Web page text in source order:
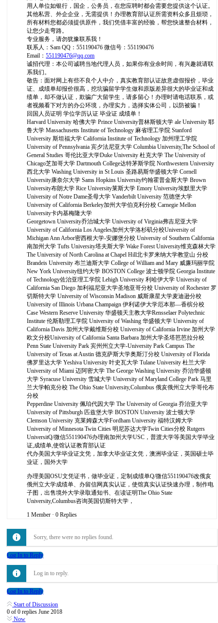
用人单位如银行，国企，公务员，在您应聘时都会需要您提供这个认证。
其他私营、外企企业，无需提供！办理教育部认证所需资料众多且烦琐，
所有材料您都必须提供原件，我们凭借丰富的经验，帮您快速整合材料，
让您少走弯路。
专业服务，请勿犹豫联系我！
联系人：Sam QQ：551190476 微信号：551190476
Email：551190476@qq.com
诚招代理：本公司诚聘当地代理人员，如果你有业余时间，有兴趣就请联
系我们。
敬告：面对网上有些不良个人中介，真实教育部认证故意虚假报价，毕业
证、成绩单却报价很高，挖坑骗留学学生做和原版差异很大的毕业证和成
绩单，却不做认证，欺骗广大留学生，请多留心！办理时请电话联系，或
者视频看下对方的办公环境，办理实力，选择实体公司，以防被骗！
回国人员证明 学位学历认证 毕业证 成绩单！
Harvard University 哈佛大学 Prince University普林斯顿大学 ale University 耶
鲁大学 Massachusetts Institute of Technology 麻省理工学院 Stanford
University 斯坦福大学 California Institute of Technology 加州理工学院
University of Pennsylvania 宾夕法尼亚大学 Columbia University,The School of
General Studies 哥伦比亚大学Duke University 杜克大学 The University of
Chicago芝加哥大学 Dartmouth College达特茅斯学院 Northwestern University
西北大学 Washing University in St Louis 圣路易斯华盛顿大学 Cornell
University康奈尔大学 Sams Hopkins University约翰霍普金斯大学 Brown
University布朗大学 Rice University莱斯大学 Emory University埃默里大学
University of Notre Dame圣母大学 Vanderbilt University 范德堡大学
University of California Berkeley加州大学伯克利分校 Carnegie Mellon
University卡内基梅隆大学
Georgetown University乔治城大学 University of Virginia弗吉尼亚大学
University of California Los Angeles加州大学洛杉矶分校University of
Michigan Ann Arbor密西根大学-安娜堡分校 University of Southern California
南加州大学 Tufts University塔夫斯大学 Wake Forest University维克森林大学
The University of North Carolina at Chapel Hill北卡罗来纳大学教堂山 分校
Brandeis University 布兰迪斯大学 College of William and Mary 威廉玛丽学院
New York University纽约大学 BOSTON College 波士顿学院 Georgia Institute
of Technology佐治亚理工学院 Lehigh University 利哈伊大学 University of
California San Diego 加利福尼亚大学圣地亚哥分校 University of Rochester 罗
切斯特大学 University of Wisconsin Madison 威斯康星大学麦迪逊分校
University of Illinois Urbana Champaign 伊利诺伊大学厄本那—香槟分校
Case Western Reserve University 华盛顿天主教大学Rensselaer Polytechnic
Institute 伦斯勒理工学院 University of Washing 华盛顿大学 University of
California Davis 加州大学戴维斯分校 University of California Irvine 加州大学
欧文分校University of California Santa Barbara 加州大学圣塔芭芭拉分校
Penn State University Park 宾州州立大学-University Park Campus The
University of Texas at Austin 德克萨斯大学奥斯汀分校 University of Florida
佛罗里达大学 Yeshiva University 叶史瓦大学 Tulane University 杜兰大学
University of Miami 迈阿密大学 The George Washing University 乔治华盛顿
大学 Syracuse University 雪城大学 University of Maryland College Park 马里
兰大学帕克分校 The Ohio State University,Columbus 俄亥俄州立大学哥伦布
分校
Pepperdine University 佩珀代因大学 The University of Georgia 乔治亚大学
University of Pittsburgh 匹兹堡大学 BOSTON University 波士顿大学
Clemson University 克莱姆森大学Fordham University 福特汉姆大学
University of Minnesota Twin Cities 明尼苏达大学Twin Cities分校 Rutgers
UniversitQ/微信551190476办理南加州大学USC，普渡大学等美国大学毕业
证,成绩单,使馆认证教育部认证
代办美国大学毕业证文凭，加拿大毕业证文凭，澳洲毕业证，英国硕士毕
业证，国外大学
办理美国OSU文凭证书，做毕业证，定制成绩单Q/微信551190476改俄亥
俄州立大学成绩单、办留信网真实认证，使馆真实认证快速办理，制作电
子图，出售境外大学录取通知书、在读证明The Ohio State
University,Columbus咨询英国切斯特大学，
1 Member · 0 Replies
Sorry, there were no replies found.
Log In to Reply
Log in to reply.
Log In to Reply
Start of Discussion
0 of0 repliesJune 2018
Now